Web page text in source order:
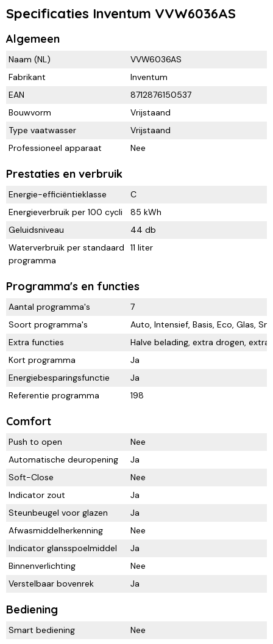
Specificaties Inventum VVW6036AS
Algemeen
Naam (NL)
VVW6036AS
Fabrikant
Inventum
EAN
8712876150537
Bouwvorm
Vrijstaand
Type vaatwasser
Vrijstaand
Professioneel apparaat
Nee
Prestaties en verbruik
Energie-efficiëntieklasse
C
Energieverbruik per 100 cycli
85 kWh
Geluidsniveau
44 db
Waterverbruik per standaard
programma
11 liter
Programma's en functies
Aantal programma's
7
Soort programma's
Auto, Intensief, Basis, Eco, Glas,
Extra functies
Halve belading, extra drogen, extra
Kort programma
Ja
Energiebesparingsfunctie
Ja
Referentie programma
198
Comfort
Push to open
Nee
Automatische deuropening
Ja
Soft-Close
Nee
Indicator zout
Ja
Steunbeugel voor glazen
Ja
Afwasmiddelherkenning
Nee
Indicator glansspoelmiddel
Ja
Binnenverlichting
Nee
Verstelbaar bovenrek
Ja
Bediening
Smart bediening
Nee